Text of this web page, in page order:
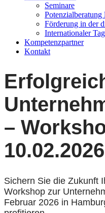
Seminare
Förderung in der
Internationaler
Kompetenzpartner
Kontakt
–
10.02.2026
Sichern Sie die Zukunft
Workshop zur
Februar 2026 in